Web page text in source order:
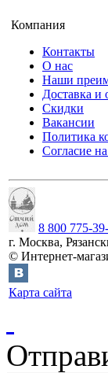
Компания
Контакты
О нас
Наши
Доставка и
Скидки
Вакансии
Политика
Согласие
8 800 775-
г. Москва,
© Интернет-
Карта сайта